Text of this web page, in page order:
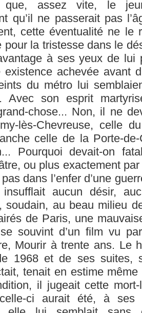
que, assez vite, le
qu’il ne passerait pas
cette éventualité ne le
pour la tristesse dans le
à ses yeux de lui
existence achevée avant
du métro lui
Avec son esprit
chose... Non, il ne
lès-Chevreuse, celle
celle de la Porte-
Pourquoi devait-on
ou plus exactement
dans l’enfer d’une
aucun désir,
soudain, au beau milieu
de Paris, une
souvint d’un film vu
Mourir à trente ans. Le
1968 et de ses suites,
tenait en estime
il jugeait cette
ci aurait été, à ses